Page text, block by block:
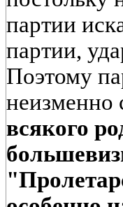
партии
партии,
Поэтому
неизменно
всякого